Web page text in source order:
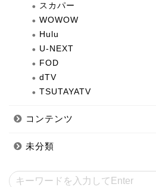
スカパー
WOWOW
Hulu
U-NEXT
FOD
dTV
TSUTAYATV
コンテンツ
未分類